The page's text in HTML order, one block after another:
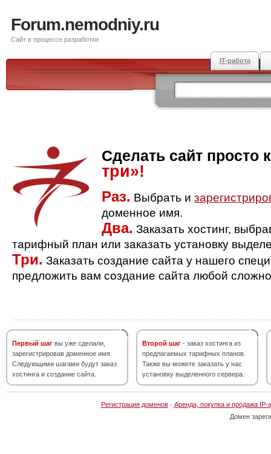
Forum.nemodniy.ru
Сайт в процессе разработки
IT-работа
Сделать сайт просто
три»!
Раз. Выбрать и
доменное имя.
Два. Заказать хостинг,
тарифный план или заказать установку
Три. Заказать создание сайта у нашего
предложить вам создание сайта любой
Первый шаг вы уже сделали,
зарегистрировав доменное имя.
Следующими шагами будут заказ
хостинга и создание сайта.
Второй шаг - заказ хостинга из
предлагаемых тарифных планов.
Также вы можете заказать у нас
установку выделенного сервера.
Регистрация доменов· Аренда, покупка и продажа IP-
Домен